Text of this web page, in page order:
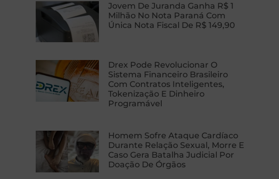
Jovem De Juranda Ganha R$ 1
Milhão No Nota Paraná Com
Única Nota Fiscal De R$ 149,90
Drex Pode Revolucionar O
Sistema Financeiro Brasileiro
Com Contratos Inteligentes,
Tokenização E Dinheiro
Programável
Homem Sofre Ataque Cardíaco
Durante Relação Sexual, Morre E
Caso Gera Batalha Judicial Por
Doação De Órgãos